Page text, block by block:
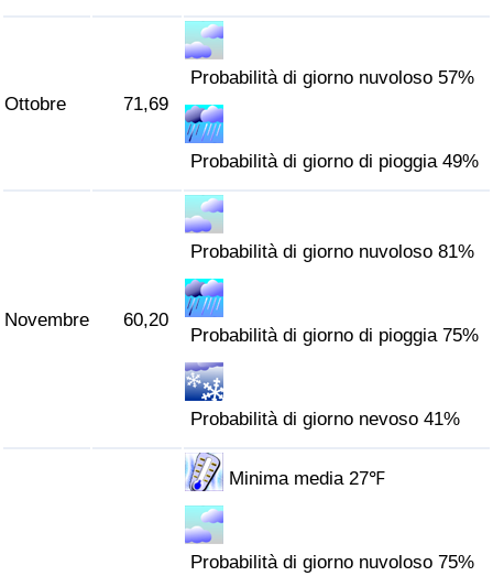
Ottobre 71,69
Probabilità di giorno nuvoloso 57%
Probabilità di giorno di pioggia 49%
Novembre 60,20
Probabilità di giorno nuvoloso 81%
Probabilità di giorno di pioggia 75%
Probabilità di giorno nevoso 41%
Minima media 27℉
Probabilità di giorno nuvoloso 75%